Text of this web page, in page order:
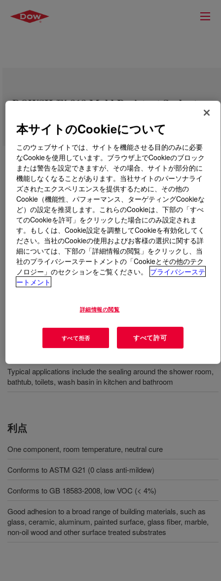
DOWSIL™ 818 Mold Resistant Sealant
とはDOWSIL™ 818 Mold Resistant Sealant?
High-performance mold-proof glue is a one-component
neutral curing sealant. The product meets ASTM G 21
mildew resistance in high temperature and high humidity
Typical applications include the sealing around the shower room,
bathtub, toilets, wash basin in kitchen and bathroom
利点
One component, room temperature, neutral cure
Conforms to ASTM G21 (0 class anti-mildew)
Conforms to GB 18583-2008, low VOC (< 4%)
Good adhesion to a broad range of building materials, such as
glass, ceramic, aluminum, painted surface, glass fiber, marble,
non-oil wood and other surface treated substrates
本サイトのCookieについて
このウェブサイトでは、サイトを機能させる目的のみに必要
なCookieを使用しています。ブラウザ上でCookieのブロック
または警告を設定できますが、その場合、サイトが部分的に
機能しなくなることがあります。当社サイトのパーソナライ
ズされたエクスペリエンスを提供するために、その他の
Cookie（機能性、パフォーマンス、ターゲティングCookieな
ど）の設定を推奨します。これらのCookieは、下部の「すべ
てのCookieを許可」をクリックした場合にのみ設定されま
す。もしくは、Cookie設定を調整してCookieを有効化してく
ださい。当社のCookieの使用およびお客様の選択に関する詳
細については、下部の「詳細情報の閲覧」をクリックし、当
社のプライバシーステートメントの「Cookieとその他のテク
ノロジー」のセクションをご覧ください。
プライバシーステ
ートメント
詳細情報の閲覧
すべて拒否 すべて許可